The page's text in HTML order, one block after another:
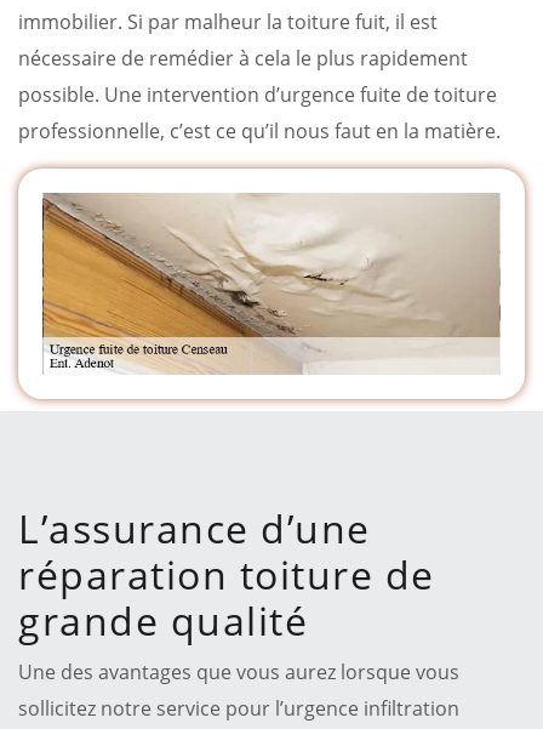
immobilier. Si par malheur la toiture fuit, il est
nécessaire de remédier à cela le plus rapidement
possible. Une intervention d’urgence fuite de toiture
professionnelle, c’est ce qu’il nous faut en la matière.
L’assurance d’une
réparation toiture de
grande qualité
Une des avantages que vous aurez lorsque vous
sollicitez notre service pour l’urgence infiltration